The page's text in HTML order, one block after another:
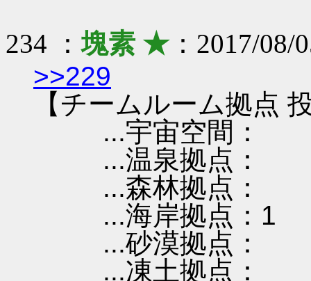
234 ：塊素 ★：2017/08/
>>229
【チームルーム拠点
...宇宙空間：
...温泉拠点：
...森林拠点：
...海岸拠点：1
...砂漠拠点：
...凍土拠点：